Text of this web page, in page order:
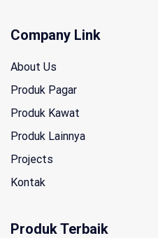
Company Link
About Us
Produk Pagar
Produk Kawat
Produk Lainnya
Projects
Kontak
Produk Terbaik